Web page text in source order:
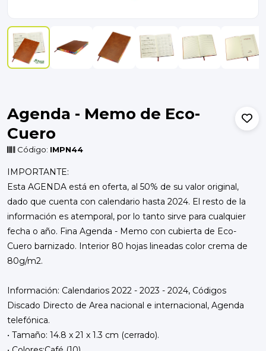
Agenda - Memo de Eco-
Cuero
Código: IMPN44
IMPORTANTE:
Esta AGENDA está en oferta, al 50% de su valor original,
dado que cuenta con calendario hasta 2024. El resto de la
información es atemporal, por lo tanto sirve para cualquier
fecha o año. Fina Agenda - Memo con cubierta de Eco-
Cuero barnizado. Interior 80 hojas lineadas color crema de
80g/m2.
Información: Calendarios 2022 - 2023 - 2024, Códigos
Discado Directo de Area nacional e internacional, Agenda
telefónica.
• Tamaño: 14.8 x 21 x 1.3 cm (cerrado).